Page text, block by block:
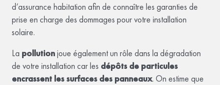
d’assurance habitation afin de connaître les garanties de
prise en charge des dommages pour votre installation
solaire.
La pollutionjoue également un rôle dans la dégradation
de votre installation car les dépôts de particules
encrassent les surfaces des panneaux. On estime que